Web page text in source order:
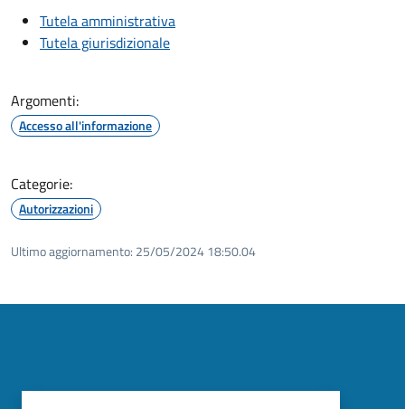
Tutela amministrativa
Tutela giurisdizionale
Argomenti:
Accesso all'informazione
Categorie:
Autorizzazioni
Ultimo aggiornamento: 25/05/2024 18:50.04